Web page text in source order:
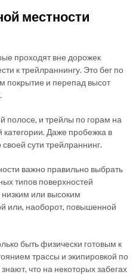
местности
проходят вне дорожек
к трейлраннингу. Это бег по
покрытие и перепад высот
полосе, и трейлы по горам на
категории. Даже пробежка в
сути трейлраннинг.
важно правильно выбрать
типов поверхностей
низким или высоким
или, наоборот, повышенной
быть физически готовым к
трассы и экипировкой по
что на некоторых забегах